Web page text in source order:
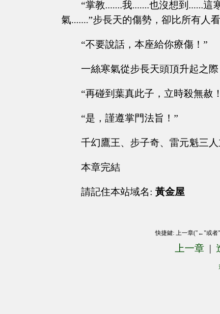
“掌教.......我.......也沒想到......
氣.......”步長天的傷勢，卻比所有人
“不要說話，本座給你療傷！”
一絲寒氣從步長天頭頂升起之
“再碰到葉真此子，立時殺無赦
“是，謹遵掌門法旨！”
千幻鷹王、步子奇、雷元魁三
本章完結
請記住本站域名: 黃金屋
快捷鍵: 上一章("←"或
上一章 |